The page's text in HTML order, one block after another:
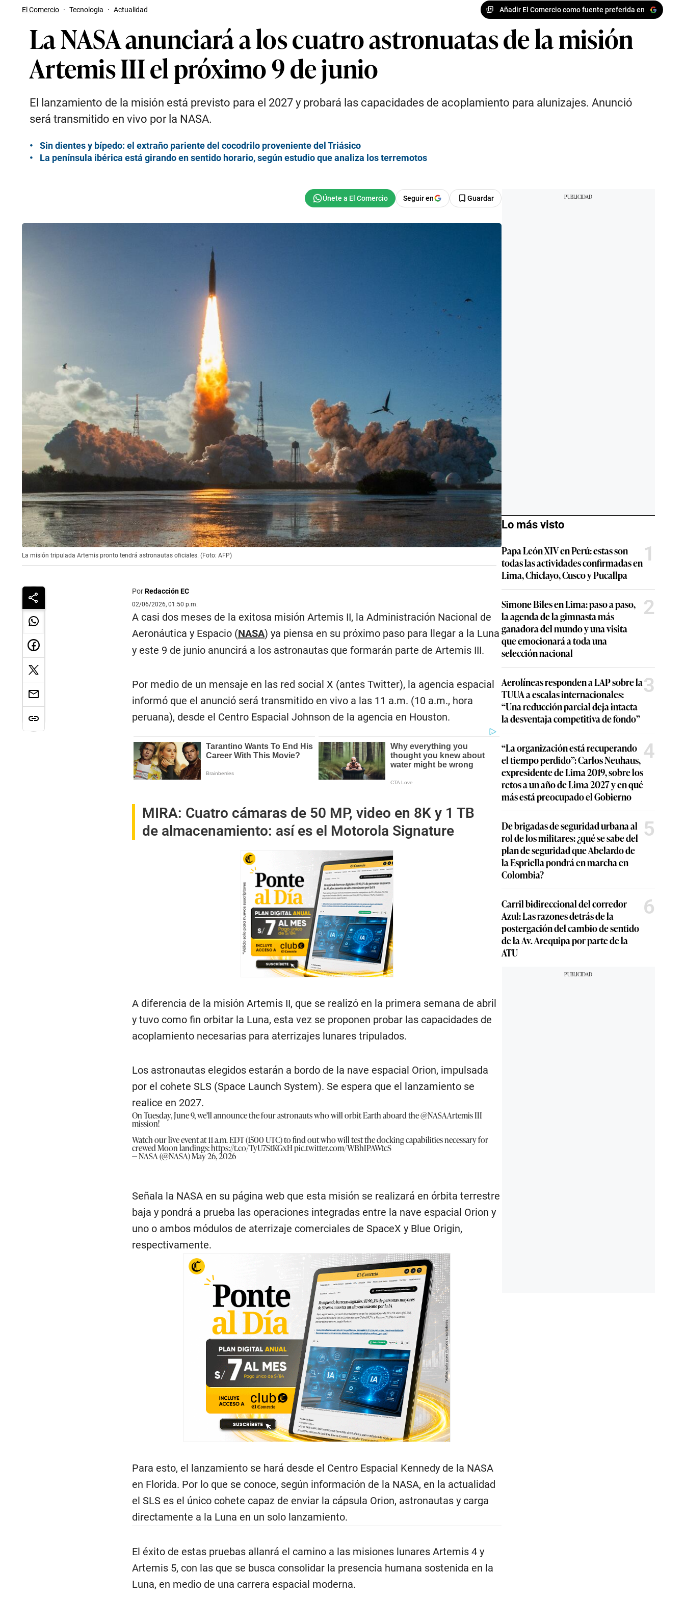
El Comercio · Tecnologia · Actualidad Añadir El Comercio como fuente preferida en
La NASA anunciará a los cuatro astronuatas de la misión
Artemis III el próximo 9 de junio
El lanzamiento de la misión está previsto para el 2027 y probará las capacidades de acoplamiento para alunizajes. Anunció
será transmitido en vivo por la NASA.
Sin dientes y bípedo: el extraño pariente del cocodrilo proveniente del Triásico
La península ibérica está girando en sentido horario, según estudio que analiza los terremotos
Seguir en Guardar
La misión tripulada Artemis pronto tendrá astronautas oficiales. (Foto: AFP)
PorRedacción EC
02/06/2026, 01:50 p.m.
A casi dos meses de la exitosa misión Artemis II, la Administración Nacional de
Aeronáutica y Espacio (NASA) ya piensa en su próximo paso para llegar a la Luna
y este 9 de junio anuncirá a los astronautas que formarán parte de Artemis III.
Por medio de un mensaje en las red social X (antes Twitter), la agencia espacial
informó que el anunció será transmitido en vivo a las 11 a.m. (10 a.m., hora
peruana), desde el Centro Espacial Johnson de la agencia en Houston.
MIRA: Cuatro cámaras de 50 MP, video en 8K y 1 TB
de almacenamiento: así es el Motorola Signature
A diferencia de la misión Artemis II, que se realizó en la primera semana de abril
y tuvo como fin orbitar la Luna, esta vez se proponen probar las capacidades de
acoplamiento necesarias para aterrizajes lunares tripulados.
Los astronautas elegidos estarán a bordo de la nave espacial Orion, impulsada
por el cohete SLS (Space Launch System). Se espera que el lanzamiento se
realice en 2027.
On Tuesday, June 9, we’ll announce the four astronauts who will orbit Earth aboard the@NASAArtemisIII
mission!
Watch our live event at 11 a.m. EDT (1500 UTC) to find out who will test the docking capabilities necessary for
crewed Moon landings:https://t.co/TyU7StKGxHpic.twitter.com/WBhIPAWtcS
— NASA (@NASA)May 26, 2026
Señala la NASA en su página web que esta misión se realizará en órbita terrestre
baja y pondrá a prueba las operaciones integradas entre la nave espacial Orion y
uno o ambos módulos de aterrizaje comerciales de SpaceX y Blue Origin,
respectivamente.
Para esto, el lanzamiento se hará desde el Centro Espacial Kennedy de la NASA
en Florida. Por lo que se conoce, según información de la NASA, en la actualidad
el SLS es el único cohete capaz de enviar la cápsula Orion, astronautas y carga
directamente a la Luna en un solo lanzamiento.
El éxito de estas pruebas allanrá el camino a las misiones lunares Artemis 4 y
Artemis 5, con las que se busca consolidar la presencia humana sostenida en la
Luna, en medio de una carrera espacial moderna.
Lo más visto
Papa León XIV en Perú: estas son
todas las actividades confirmadas en
Lima, Chiclayo, Cusco y Pucallpa
1
Simone Biles en Lima: paso a paso,
la agenda de la gimnasta más
ganadora del mundo y una visita
que emocionará a toda una
selección nacional
2
Aerolíneas responden a LAP sobre la
TUUA a escalas internacionales:
“Una reducción parcial deja intacta
la desventaja competitiva de fondo”
3
“La organización está recuperando
el tiempo perdido”: Carlos Neuhaus,
expresidente de Lima 2019, sobre los
retos a un año de Lima 2027 y en qué
más está preocupado el Gobierno
4
De brigadas de seguridad urbana al
rol de los militares: ¿qué se sabe del
plan de seguridad que Abelardo de
la Espriella pondrá en marcha en
Colombia?
5
Carril bidireccional del corredor
Azul: Las razones detrás de la
postergación del cambio de sentido
de la Av. Arequipa por parte de la
ATU
6